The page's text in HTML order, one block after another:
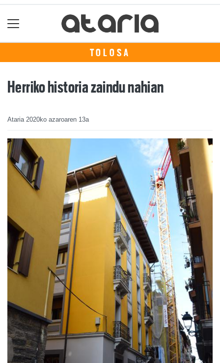
TOLOSA
Herriko historia zaindu nahian
Ataria 2020ko azaroaren 13a